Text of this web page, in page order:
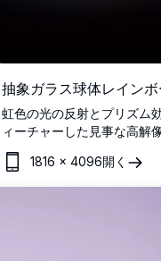
抽象ガラス球体レイン
虹色の光の反射とプリズム
ィーチャーした見事な高解
スに最適で、この抽象デジ
ンと幻想的な照明で魅惑的
1816 × 4096開く